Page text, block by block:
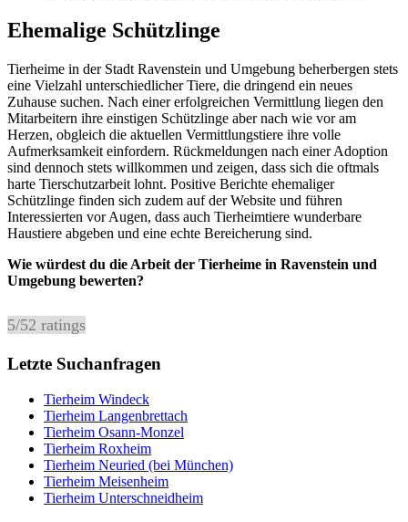
Ehemalige Schützlinge
Tierheime in der Stadt Ravenstein und Umgebung beherbergen stets
eine Vielzahl unterschiedlicher Tiere, die dringend ein neues
Zuhause suchen. Nach einer erfolgreichen Vermittlung liegen den
Mitarbeitern ihre einstigen Schützlinge aber nach wie vor am
Herzen, obgleich die aktuellen Vermittlungstiere ihre volle
Aufmerksamkeit einfordern. Rückmeldungen nach einer Adoption
sind dennoch stets willkommen und zeigen, dass sich die oftmals
harte Tierschutzarbeit lohnt. Positive Berichte ehemaliger
Schützlinge finden sich zudem auf der Website und führen
Interessierten vor Augen, dass auch Tierheimtiere wunderbare
Haustiere abgeben und eine echte Bereicherung sind.
Wie würdest du die Arbeit der Tierheime in Ravenstein und
Umgebung bewerten?
5/52 ratings
Letzte Suchanfragen
Tierheim Windeck
Tierheim Langenbrettach
Tierheim Osann-Monzel
Tierheim Roxheim
Tierheim Neuried (bei München)
Tierheim Meisenheim
Tierheim Unterschneidheim